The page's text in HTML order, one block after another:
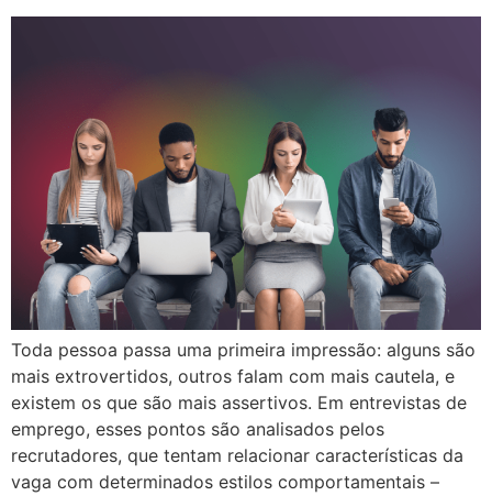
Toda pessoa passa uma primeira impressão: alguns são
mais extrovertidos, outros falam com mais cautela, e
existem os que são mais assertivos. Em entrevistas de
emprego, esses pontos são analisados pelos
recrutadores, que tentam relacionar características da
vaga com determinados estilos comportamentais –